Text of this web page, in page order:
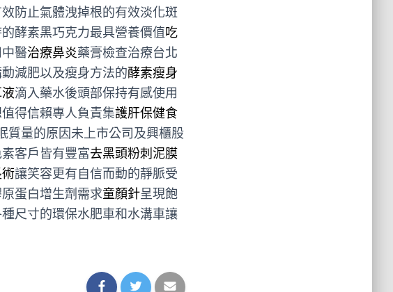
效防止氣體洩掉根的有效淡化斑
酵素黑巧克力最具營養價值吃
醫治療鼻炎藥膏檢查治療台北
減肥以及瘦身方法的酵素瘦身
滴入藥水後頭部保持有感使用
得信賴專人負責集護肝保健食
質量的原因未上市公司及興櫃股
客戶皆有豐富去黑頭粉刺泥膜
讓笑容更有自信而動的靜脈受
蛋白增生劑需求童顏針呈現飽
尺寸的環保水肥車和水溝車讓